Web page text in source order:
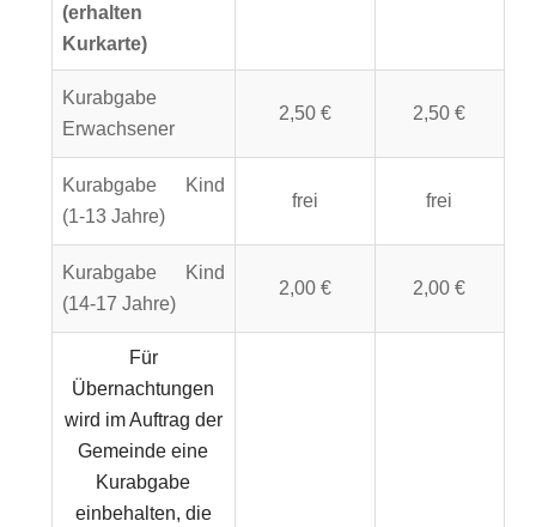
(erhalten
Kurkarte)
Kurabgabe
Erwachsener
2,50 € 2,50 €
Kurabgabe Kind
(1-13 Jahre)
frei frei
Kurabgabe Kind
(14-17 Jahre)
2,00 € 2,00 €
Für
Übernachtungen
wird im Auftrag der
Gemeinde eine
Kurabgabe
einbehalten, die